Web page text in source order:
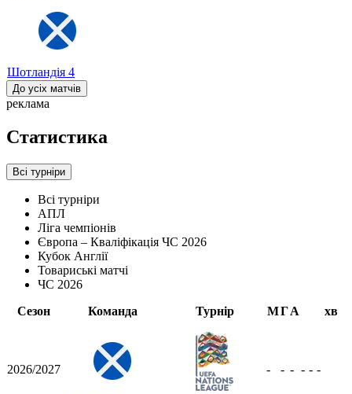
Шотландія 4
До усіх матчів
реклама
Статистика
Всі турніри
Всі турніри
АПЛ
Ліга чемпіонів
Європа – Кваліфікація ЧС 2026
Кубок Англії
Товариські матчі
ЧС 2026
Сезон
Команда Турнір МГА хв
2026/2027 - - - - - -